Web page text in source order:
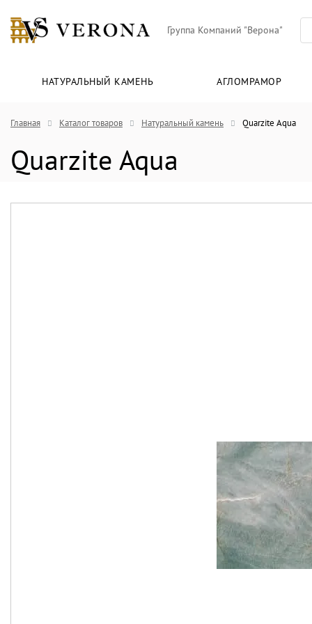
Группа Компаний "Верона"
НАТУРАЛЬНЫЙ КАМЕНЬ АГЛОМРАМОР
Главная Каталог товаров Натуральный камень Quarzite Aqua
Quarzite Aqua